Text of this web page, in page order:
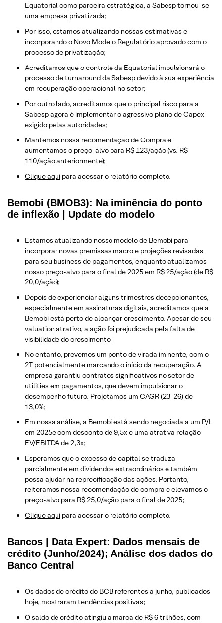
Equatorial como parceira estratégica, a Sabesp tornou-se
uma empresa privatizada;
Por isso, estamos atualizando nossas estimativas e
incorporando o Novo Modelo Regulatório aprovado com o
processo de privatização;
Acreditamos que o controle da Equatorial impulsionará o
processo de turnaround da Sabesp devido à sua experiência
em recuperação operacional no setor;
Por outro lado, acreditamos que o principal risco para a
Sabesp agora é implementar o agressivo plano de Capex
exigido pelas autoridades;
Mantemos nossa recomendação de Compra e
aumentamos o preço-alvo para R$ 123/ação (vs. R$
110/ação anteriormente);
Clique aqui para acessar o relatório completo.
Bemobi (BMOB3): Na iminência do ponto
de inflexão | Update do modelo
Estamos atualizando nosso modelo de Bemobi para
incorporar novas premissas macro e projeções revisadas
para seu business de pagamentos, enquanto atualizamos
nosso preço-alvo para o final de 2025 em R$ 25/ação (de R$
20,0/ação);
Depois de experienciar alguns trimestres decepcionantes,
especialmente em assinaturas digitais, acreditamos que a
Bemobi está perto de alcançar crescimento. Apesar de seu
valuation atrativo, a ação foi prejudicada pela falta de
visibilidade do crescimento;
No entanto, prevemos um ponto de virada iminente, com o
2T potencialmente marcando o início da recuperação. A
empresa garantiu contratos significativos no setor de
utilities em pagamentos, que devem impulsionar o
desempenho futuro. Projetamos um CAGR (23-26) de
13,0%;
Em nossa análise, a Bemobi está sendo negociada a um P/L
em 2025e com desconto de 9,5x e uma atrativa relação
EV/EBITDA de 2,3x;
Esperamos que o excesso de capital se traduza
parcialmente em dividendos extraordinários e também
possa ajudar na reprecificação das ações. Portanto,
reiteramos nossa recomendação de compra e elevamos o
preço-alvo para R$ 25,0/ação para o final de 2025;
Clique aqui para acessar o relatório completo.
Bancos | Data Expert: Dados mensais de
crédito (Junho/2024); Análise dos dados do
Banco Central
Os dados de crédito do BCB referentes a junho, publicados
hoje, mostraram tendências positivas;
O saldo de crédito atingiu a marca de R$ 6 trilhões, com